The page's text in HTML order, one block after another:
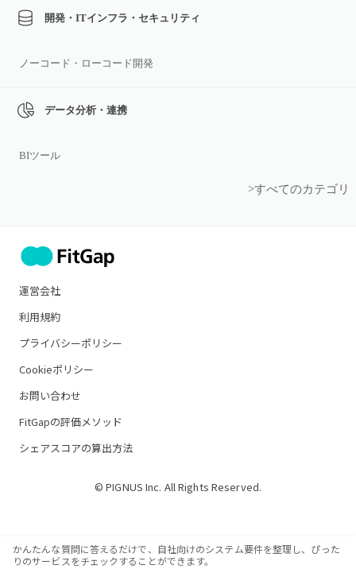
開発・ITインフラ・セキュリティ
ノーコード・ローコード開発
データ分析・連携
BIツール
>すべてのカテゴリ
運営会社
利用規約
プライバシーポリシー
Cookieポリシー
お問い合わせ
FitGapの評価メソッド
シェアスコアの算出方法
© PIGNUS Inc. All Rights Reserved.
かんたんな質問に答えるだけで、自社向けのシステム要件を整理し、ぴった
りのサービスをチェックすることができます。